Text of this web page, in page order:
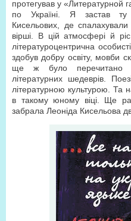
протегував у «Литературной
по Україні. Я застав
Кисельових, де спалахували
вірші. В цій атмосфері й
літературоцентрична
здобув добру освіту, мовби
ще ж було перечитано й
літературних шедеврів.
літературною культурою. Та
в такому юному віці. Ще
забрала Леоніда Кисельова